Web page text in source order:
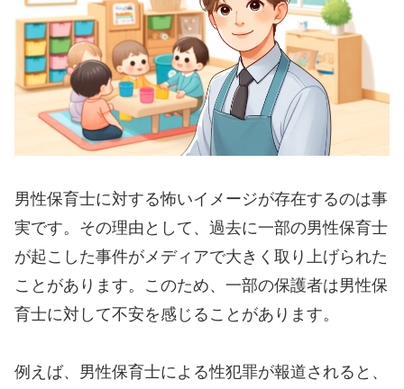
男性保育士に対する怖いイメージが存在するのは事
実です。その理由として、過去に一部の男性保育士
が起こした事件がメディアで大きく取り上げられた
ことがあります。このため、一部の保護者は男性保
育士に対して不安を感じることがあります。
例えば、男性保育士による性犯罪が報道されると、